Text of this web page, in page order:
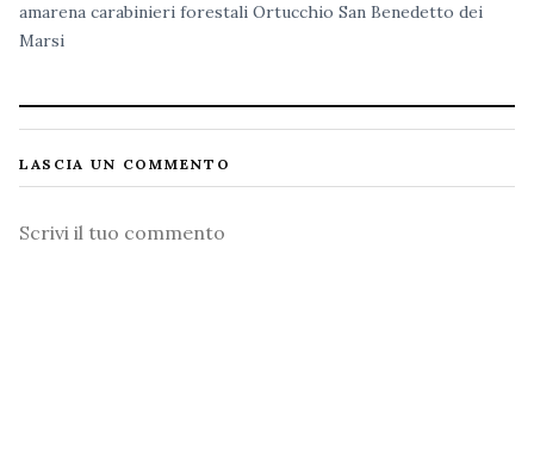
amarena carabinieri forestali Ortucchio San Benedetto dei
Marsi
LASCIA UN COMMENTO
Commento